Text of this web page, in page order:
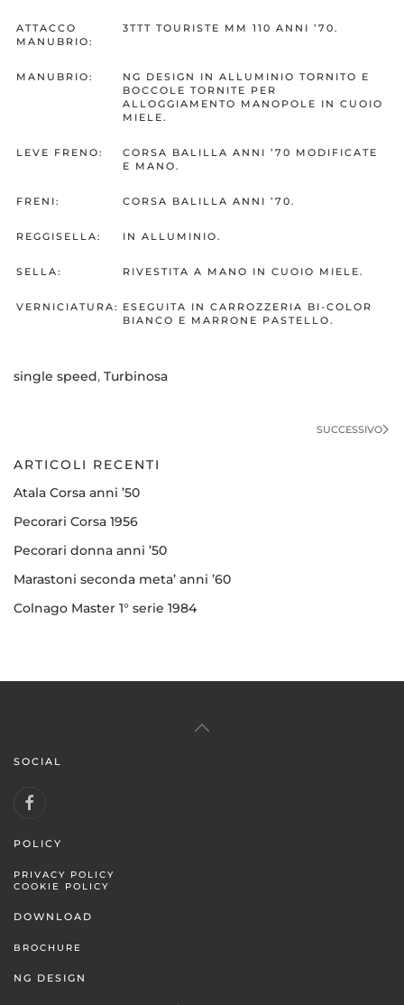
ATTACCO
MANUBRIO:
3TTT TOURISTE MM 110 ANNI ’70.
MANUBRIO:
NG DESIGN IN ALLUMINIO TORNITO E
BOCCOLE TORNITE PER
ALLOGGIAMENTO MANOPOLE IN CUOIO
MIELE.
LEVE FRENO:
CORSA BALILLA ANNI ’70 MODIFICATE
E MANO.
FRENI: CORSA BALILLA ANNI ’70.
REGGISELLA: IN ALLUMINIO.
SELLA: RIVESTITA A MANO IN CUOIO MIELE.
VERNICIATURA: ESEGUITA IN CARROZZERIA BI-COLOR
BIANCO E MARRONE PASTELLO.
single speed, Turbinosa
SUCCESSIVO
ARTICOLI RECENTI
Atala Corsa anni ’50
Pecorari Corsa 1956
Pecorari donna anni ’50
Marastoni seconda meta’ anni ’60
Colnago Master 1° serie 1984
SOCIAL
POLICY
PRIVACY POLICY
COOKIE POLICY
DOWNLOAD
BROCHURE
NG DESIGN